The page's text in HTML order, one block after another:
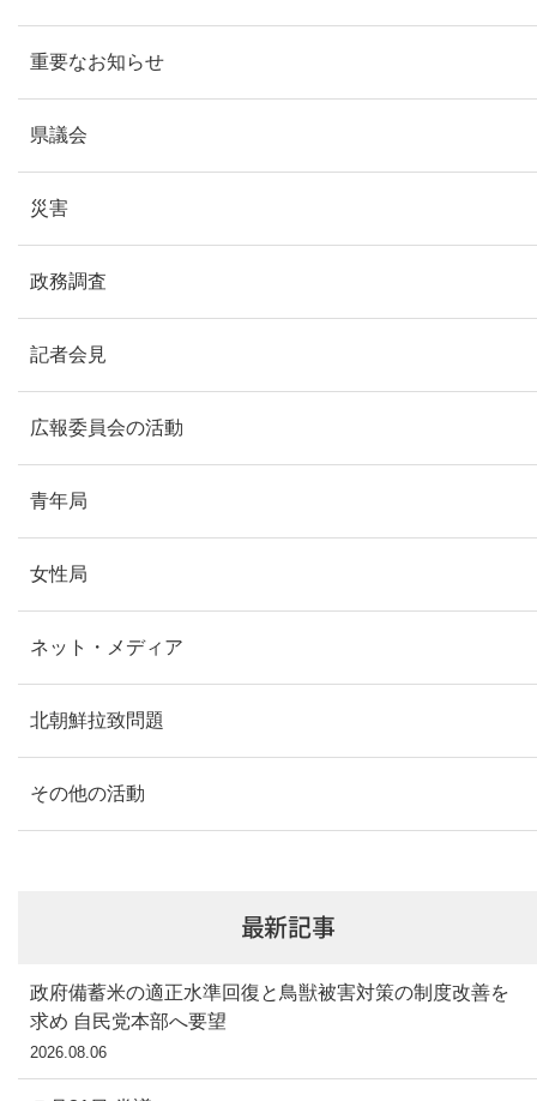
重要なお知らせ
県議会
災害
政務調査
記者会見
広報委員会の活動
青年局
女性局
ネット・メディア
北朝鮮拉致問題
その他の活動
最新記事
政府備蓄米の適正水準回復と鳥獣被害対策の制度改善を
求め 自民党本部へ要望
2026.08.06